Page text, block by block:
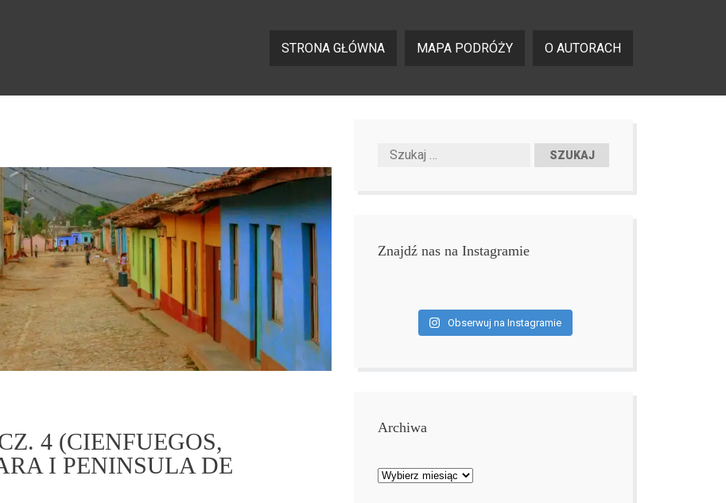
STRONA GŁÓWNA MAPA PODRÓŻY O AUTORACH
4 (CIENFUEGOS,
I PENINSULA DE
Znajdź nas na Instagramie
Obserwuj na Instagramie
Archiwa
Archiwa